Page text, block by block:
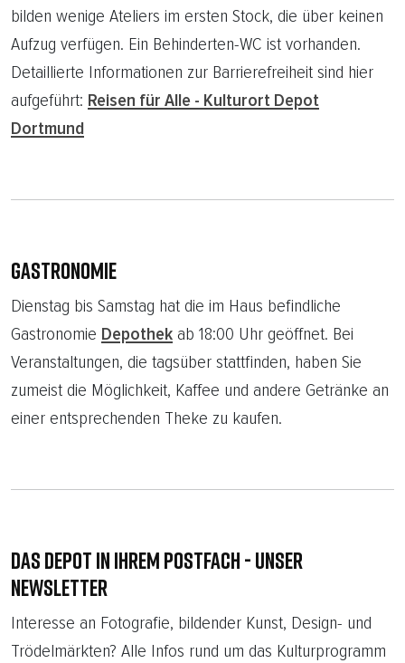
bilden wenige Ateliers im ersten Stock, die über keinen
Aufzug verfügen. Ein Behinderten-WC ist vorhanden.
Detaillierte Informationen zur Barrierefreiheit sind hier
aufgeführt: Reisen für Alle - Kulturort Depot
Dortmund
GASTRONOMIE
Dienstag bis Samstag hat die im Haus befindliche
Gastronomie Depothek ab 18:00 Uhr geöffnet. Bei
Veranstaltungen, die tagsüber stattfinden, haben Sie
zumeist die Möglichkeit, Kaffee und andere Getränke an
einer entsprechenden Theke zu kaufen.
DAS DEPOT IN IHREM POSTFACH - UNSER
NEWSLETTER
Interesse an Fotograﬁe, bildender Kunst, Design- und
Trödelmärkten? Alle Infos rund um das Kulturprogramm